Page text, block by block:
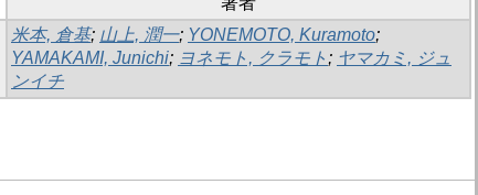
米本, 倉基; 山上, 潤一; YONEMOTO, Kuramoto;
YAMAKAMI, Junichi; ヨネモト, クラモト ; ヤマカミ, ジュ
ンイチ